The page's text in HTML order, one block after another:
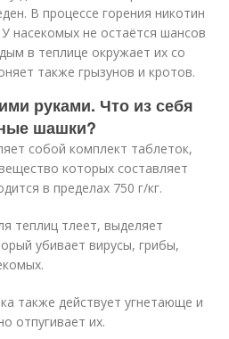
В процессе горения никотин
насекомых не остаётся шансов
в теплице окружает их со
также грызунов и кротов.
руками. Что из себя
шашки?
собой комплект таблеток,
которых составляет
в пределах 750 г/кг.
теплиц тлеет, выделяет
убивает вирусы, грибы,
также действует угнетающе и
отпугивает их.